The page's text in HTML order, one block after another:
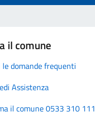
il comune
le domande frequenti
Assistenza
il comune 0533 310 111